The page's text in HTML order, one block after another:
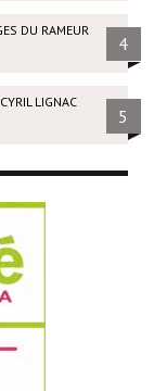
DU RAMEUR
4
LIGNAC
5